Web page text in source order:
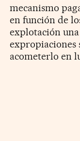
mecanismo
en función de
explotación
expropiaciones
acometerlo en